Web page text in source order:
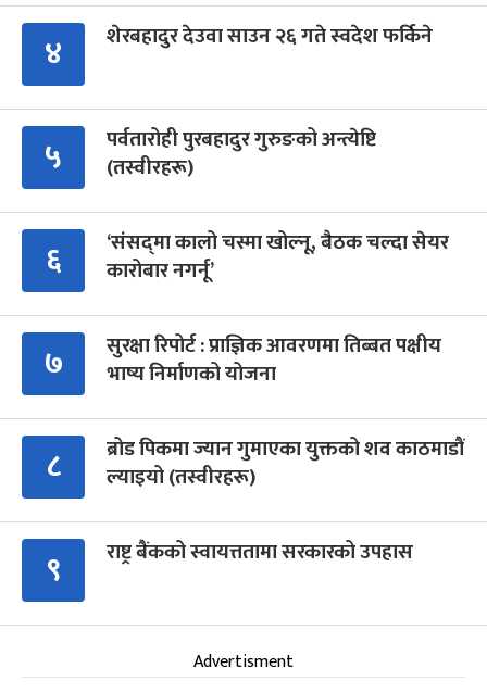
४ शेरबहादुर देउवा साउन २६ गते स्वदेश फर्किने
५
पर्वतारोही पुरबहादुर गुरुङको अन्त्येष्टि
(तस्वीरहरू)
६
‘संसद्‍मा कालो चस्मा खोल्नू, बैठक चल्दा सेयर
कारोबार नगर्नू’
७
सुरक्षा रिपोर्ट : प्राज्ञिक आवरणमा तिब्बत पक्षीय
भाष्य निर्माणको योजना
८
ब्रोड पिकमा ज्यान गुमाएका युक्तको शव काठमाडौं
ल्याइयो (तस्वीरहरू)
९ राष्ट्र बैंकको स्वायत्ततामा सरकारको उपहास
Advertisment